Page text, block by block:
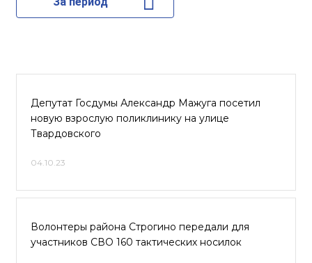
Депутат Госдумы Александр Мажуга посетил
новую взрослую поликлинику на улице
Твардовского
04.10.23
Волонтеры района Строгино передали для
участников СВО 160 тактических носилок